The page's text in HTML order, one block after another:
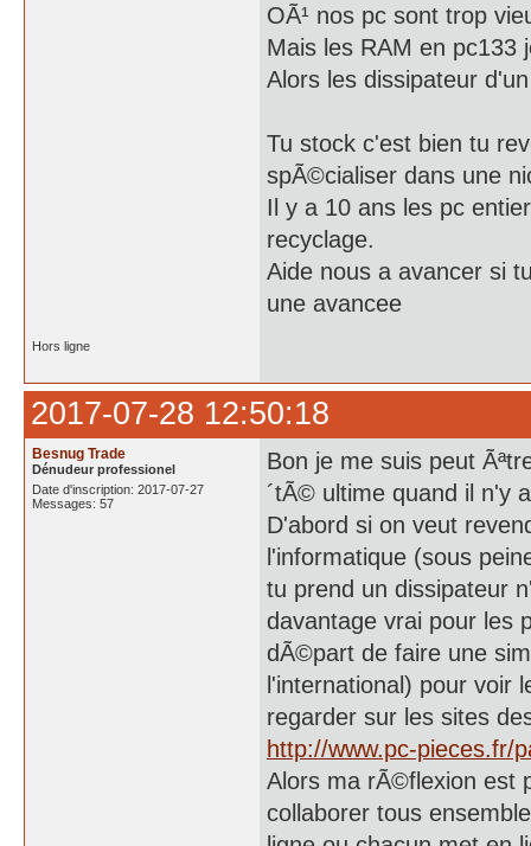
OÃ¹ nos pc sont trop
Mais les RAM en
Alors les dissipateur
Tu stock c'est bien tu
spÃ©cialiser dans une
Il y a 10 ans les pc
recyclage.
Aide nous a avancer si
une avancee
Hors ligne
2017-07-28 12:50:18
Besnug Trade
Dénudeur professionel
Date d'inscription: 2017-07-27
Messages: 57
Bon je me suis peut
´tÃ© ultime quand il n'y
D'abord si on veut
l'informatique (sous
tu prend un dissipateur
davantage vrai pour les
dÃ©part de faire une
l'international) pour voir
regarder sur les sites
http://www.pc-
Alors ma rÃ©flexion est
collaborer tous